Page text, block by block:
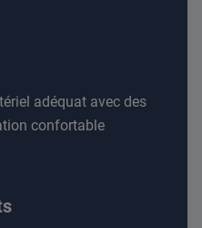
adéquat avec des
confortable